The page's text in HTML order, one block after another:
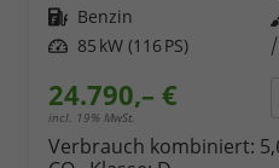
Kraftstoff Benzin
Leistung 85 kW (116 PS)
24.790,– €
incl. 19% MwSt.
Verbrauch kombiniert: